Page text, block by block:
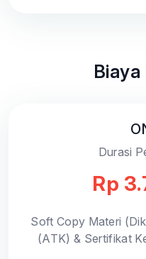
Durasi
Rp
Soft Copy Materi
(ATK) & Sertifikat